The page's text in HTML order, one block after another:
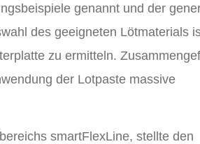
genannt und der
des geeigneten Lötmaterials
zu ermitteln.
der Lotpaste massive
smartFlexLine, stellte den